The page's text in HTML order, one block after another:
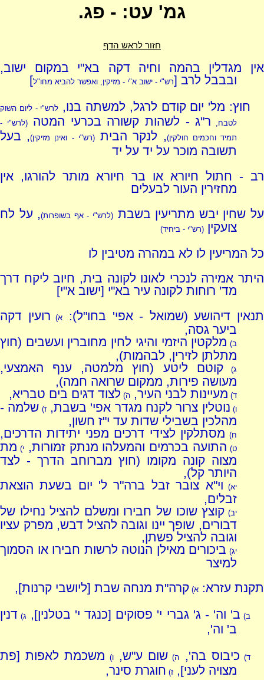
גמ' עט: - פג.
חזור לראש הדף
אין מגדלין בהמה וחיה דקה בא"י במקום ישוב,
ובבבל לרב [רש"י - ישוב א"י - מזיקין, ואפשר להביא מחו"ל]
חוץ: מל' יום קודם לרגל, למשתה בנו, לרש"י - ליום השוק
לטבח, ר"ג - לשהות קשורה בכרעי המטה(לרש"י -
תמיד וחכמים חולקין), לנקר הבית(רש"י - ואינן מזיקין), בעל
תשובה מוכר על יד על יד
רב - חתול חיורא או בר חיורא מותר להורגו, אין
מחזירין העור לבעלים
על שחין יבש מתריעין בשבת (לרש"י - אף בשופרות), על לח
צועקין(רש"י - ביחיד)
כל המריעין לו לא במהרה מטיבין לו
היתר אמירה לנכרי לאונו לקונה בית, חיוב ליקח דרך
מד' רוחות לקונה עיר בא"י [ישוב א"י]
תנאין דיהושע (שמואל - אפי' בחו"ל):
א) רועין דקה
ביער גסה,
ב) מלקטין היזמי והיגי לחין מחוברין ועשבים (חוץ
מתלתן לזירין, לבהמות),
ג)קוטם ליטע (חוץ מלמטה, ענף האמצעי,
מעושה פירות, ממקום שרואה חמה),
ד) מעיינות לבני העיר,ה)לצוד דגים בים טבריא,
ו) נוטלין צרור לקנח מגדר אפי' בשבת,ז) שלמה -
מהלכין בשבילי שדות עד י"ז חשון,
ח) מסתלקין לצידי דרכים מפני יתידות הדרכים,
ט) התועה בכרמים והמעלהו מנתק זמורות,י) מת
מצוה קונה מקומו (חוץ מברוחב הדרך - לצד
היותר קל),
יא) וי"א צובר זבל ברה"ר ל' יום בשעת הוצאת
זבלים,
יב) קוצץ שוכו של חבירו ומשלם להציל נחילו של
דבורים, שופך יינו וגובה להציל דבש, מפרק עציו
וגובה להציל פשתן,
יג) ביכורים מאילן הנוטה לרשות חבירו או הסמוך
למיצר
תקנת עזרא: א) קרה"ת מנחה שבת [ליושבי קרנות],
ב) ב' וה' - ג' גברי י' פסוקים [כנגד י' בטלנין], ג) דנין
ב' וה',
ד) כיבוס בה', ה) שום ע"ש,ו) משכמת לאפות [פת
מצויה לעני],ז) חוגרת סינר,